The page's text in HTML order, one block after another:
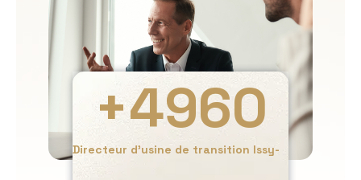
Directeur d’usine de transition Issy-
+4960